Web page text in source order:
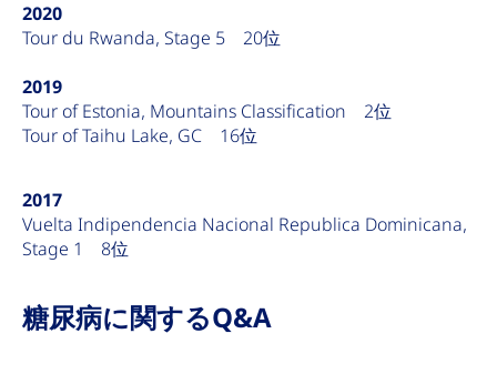
2020
Tour du Rwanda, Stage 5 20位
2019
Tour of Estonia, Mountains Classification 2位
Tour of Taihu Lake, GC 16位
2017
Vuelta Indipendencia Nacional Republica Dominicana,
Stage 1 8位
糖尿病に関するQ&A